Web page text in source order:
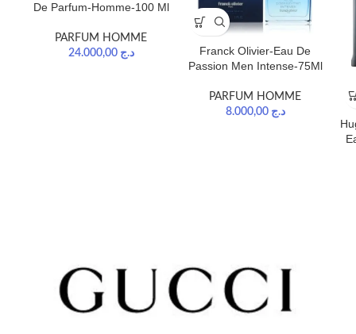
De Parfum-Homme-100 Ml
PARFUM HOMME
د.ج 24.000,00
Franck Olivier-Eau De
Passion Men Intense-75Ml
PARFUM HOMME
د.ج 8.000,00